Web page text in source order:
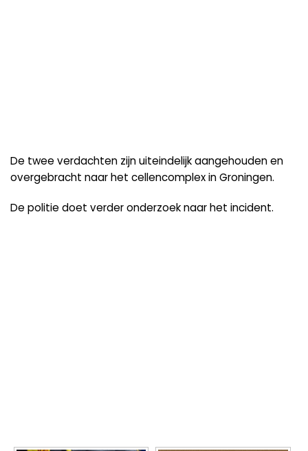
De twee verdachten zijn uiteindelijk aangehouden en
overgebracht naar het cellencomplex in Groningen.
De politie doet verder onderzoek naar het incident.